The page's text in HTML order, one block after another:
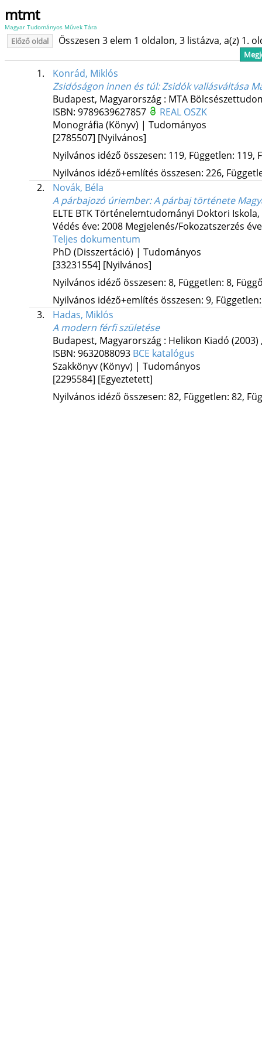
mtmt
Magyar Tudományos Művek Tára
Előző oldal Összesen 3 elem 1 oldalon, 3 listázva, a(z) 1.
1.
Konrád, Miklós
Zsidóságon innen és túl: Zsidók vallásváltása
Budapest, Magyarország : MTA
ISBN: 9789639627857 REAL OSZK
Monográfia (Könyv) | Tudományos
[2785507] [Nyilvános]
Nyilvános idéző összesen: 119, Független: 119,
Nyilvános idéző+említés összesen: 226,
2.
Novák, Béla
A párbajozó úriember: A párbaj története
ELTE BTK Történelemtudományi Doktori Iskola,
Védés éve: 2008 Megjelenés/Fokozatszerzés
Teljes dokumentum
PhD (Disszertáció) | Tudományos
[33231554] [Nyilvános]
Nyilvános idéző összesen: 8, Független: 8,
Nyilvános idéző+említés összesen: 9,
3.
Hadas, Miklós
A modern férfi születése
Budapest, Magyarország : Helikon Kiadó (2003)
ISBN: 9632088093 BCE katalógus
Szakkönyv (Könyv) | Tudományos
[2295584] [Egyeztetett]
Nyilvános idéző összesen: 82, Független: 82,